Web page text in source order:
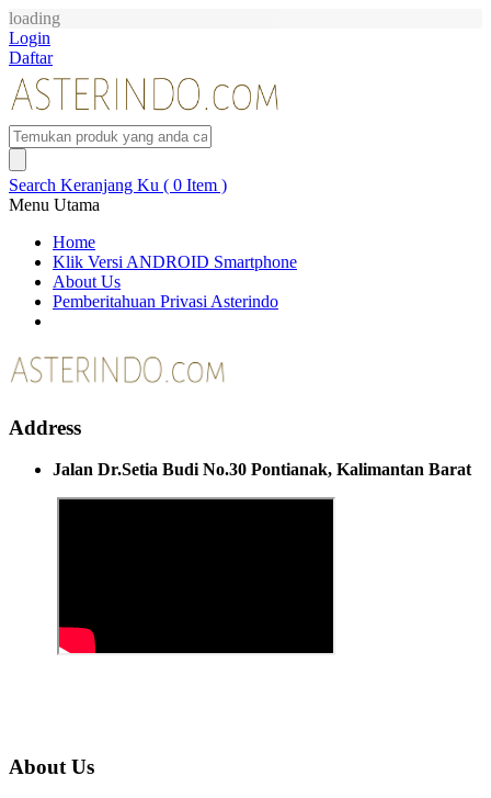
loading
Login
Daftar
Search Keranjang Ku ( 0 Item )
Menu Utama
Home
Klik Versi ANDROID Smartphone
About Us
Pemberitahuan Privasi Asterindo
Address
Jalan Dr.Setia Budi No.30 Pontianak, Kalimantan Barat
About Us